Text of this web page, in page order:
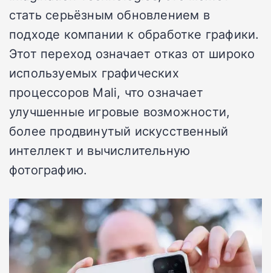
стать серьёзным обновлением в
подходе компании к обработке графики.
Этот переход означает отказ от широко
используемых графических
процессоров Mali, что означает
улучшенные игровые возможности,
более продвинутый искусственный
интеллект и вычислительную
фотографию.